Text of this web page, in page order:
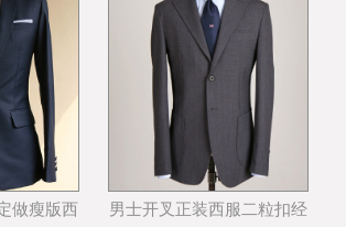
做瘦版西
男士开叉正装西服二粒扣经